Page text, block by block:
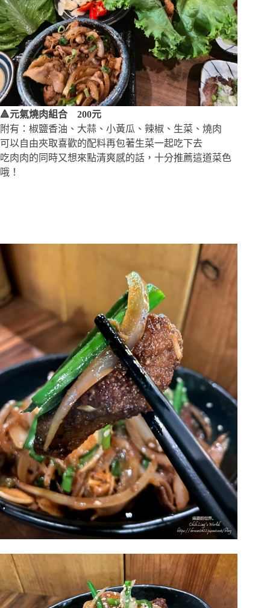
🔺元氣燒肉組合 200元
附有：椒鹽香油、大蒜、小黃瓜、辣椒、生菜、燒肉
可以自由夾取喜歡的配料再包著生菜一起吃下去
吃肉肉的同時又想來點清爽感的話，十分推薦這道菜色
哦！